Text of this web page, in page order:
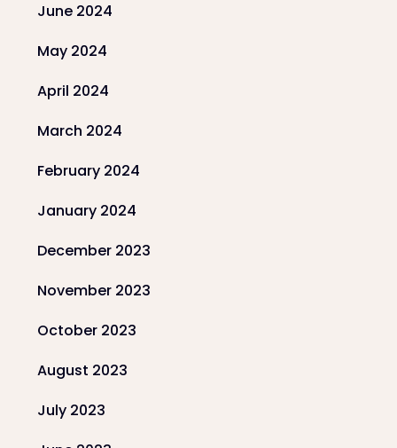
June 2024
May 2024
April 2024
March 2024
February 2024
January 2024
December 2023
November 2023
October 2023
August 2023
July 2023